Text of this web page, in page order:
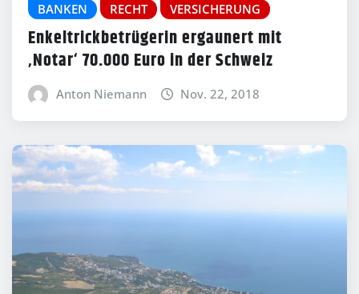
BANKEN RECHT VERSICHERUNG
Enkeltrickbetrügerin ergaunert mit
‚Notar‘ 70.000 Euro in der Schweiz
Anton Niemann Nov. 22, 2018